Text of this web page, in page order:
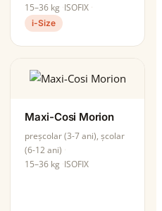
15–36 kg ISOFIX
i-Size
Maxi-Cosi Morion
preșcolar (3-7 ani), școlar
(6-12 ani)
15–36 kg ISOFIX